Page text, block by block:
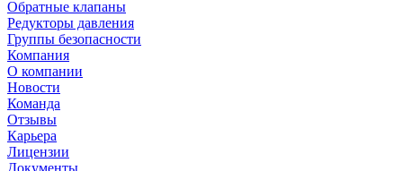
Обратные клапаны
Редукторы давления
Группы безопасности
Компания
О компании
Новости
Команда
Отзывы
Карьера
Лицензии
Документы